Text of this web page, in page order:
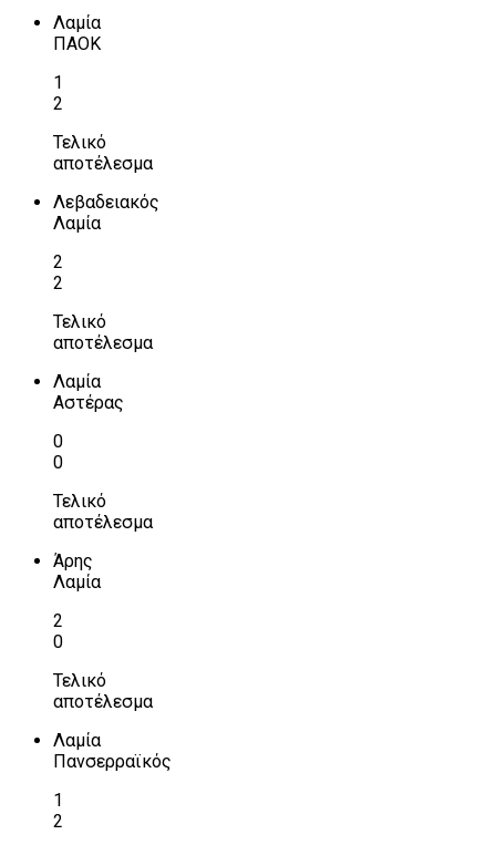
Λαμία
ΠΑΟΚ
1
2
Τελικό
αποτέλεσμα
Λεβαδειακός
Λαμία
2
2
Τελικό
αποτέλεσμα
Λαμία
Αστέρας
0
0
Τελικό
αποτέλεσμα
Άρης
Λαμία
2
0
Τελικό
αποτέλεσμα
Λαμία
Πανσερραϊκός
1
2